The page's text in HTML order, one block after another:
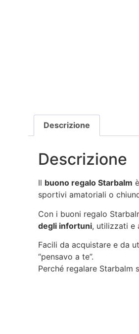
Descrizione
Descrizione
Il buono regalo Starbalm
sportivi amatoriali o
Con i buoni regalo
degli infortuni, utilizzati e
Facili da acquistare e da
“pensavo a te”.
Perché regalare Starbalm